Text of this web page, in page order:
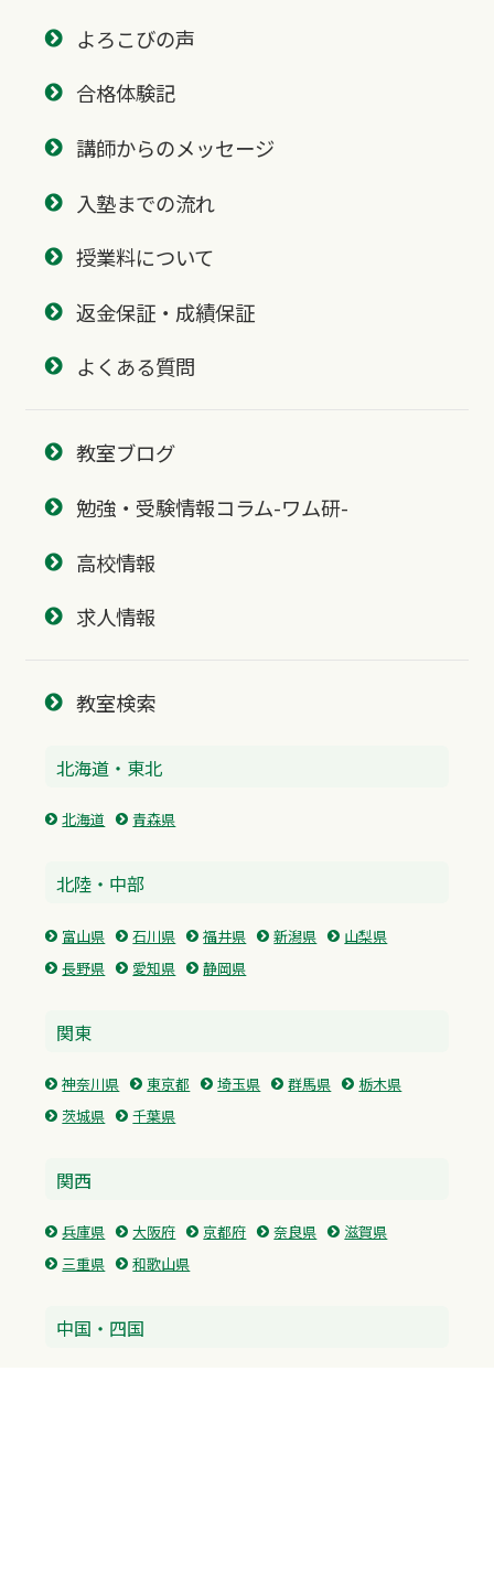
よろこびの声
合格体験記
講師からのメッセージ
入塾までの流れ
授業料について
返金保証・成績保証
よくある質問
教室ブログ
勉強・受験情報コラム-ワム研-
高校情報
求人情報
教室検索
北海道・東北
北海道 青森県
北陸・中部
富山県 石川県 福井県 新潟県
山梨県
長野県
愛知県 静岡県
関東
神奈川県 東京都 埼玉県 群馬県
栃木県
茨城県
千葉県
関西
兵庫県 大阪府 京都府 奈良県
滋賀県
三重県
和歌山県
中国・四国